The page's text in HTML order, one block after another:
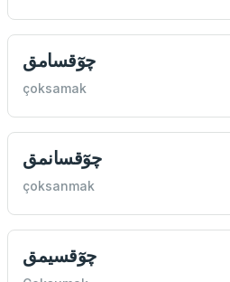
چوٓقسامق
çoksamak
چوٓقسانمق
çoksanmak
چوٓقسیمق